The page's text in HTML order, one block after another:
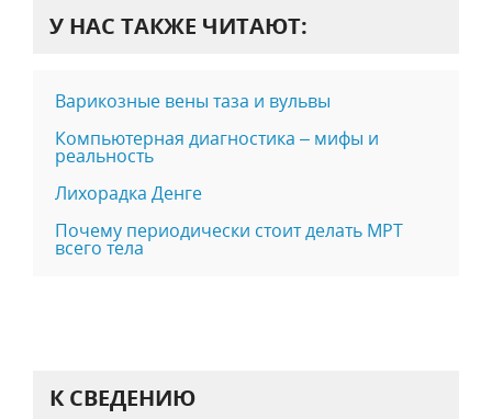
У НАС ТАКЖЕ ЧИТАЮТ:
Варикозные вены таза и вульвы
Компьютерная диагностика – мифы и
реальность
Лихорадка Денге
Почему периодически стоит делать МРТ
всего тела
К СВЕДЕНИЮ